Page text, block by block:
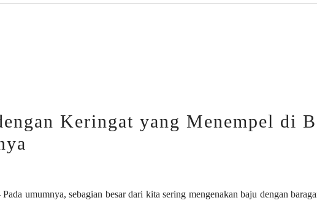
Keringat yang Menempel di
Pada umumnya, sebagian besar dari kita sering mengenakan baju dengan